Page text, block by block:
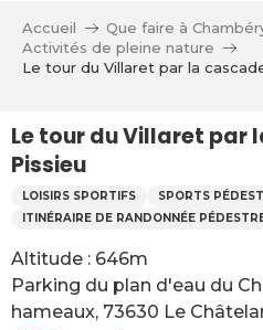
contenu
Accueil
Que faire à
Activités de pleine nature
Le tour du Villaret par la
Le tour du Villaret par
Pissieu
LOISIRS SPORTIFS
SPORTS
ITINÉRAIRE DE RANDONNÉE
Altitude : 646m
Parking du plan d'eau du
hameaux, 73630 Le